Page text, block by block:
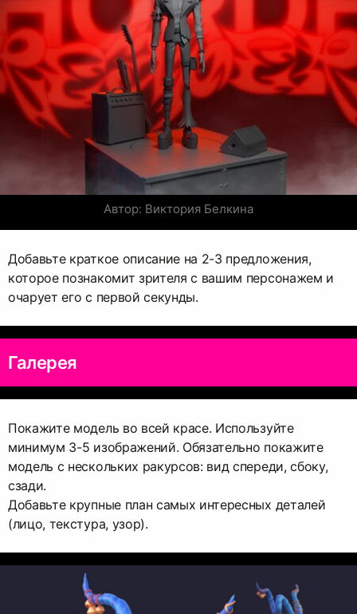
Автор: Виктория Белкина
Добавьте краткое описание на 2-3 предложения,
которое познакомит зрителя с вашим персонажем и
очарует его с первой секунды.
Галерея
Покажите модель во всей красе. Используйте
минимум 3-5 изображений. Обязательно покажите
модель с нескольких ракурсов: вид спереди, сбоку,
сзади.
Добавьте крупные план самых интересных деталей
(лицо, текстура, узор).